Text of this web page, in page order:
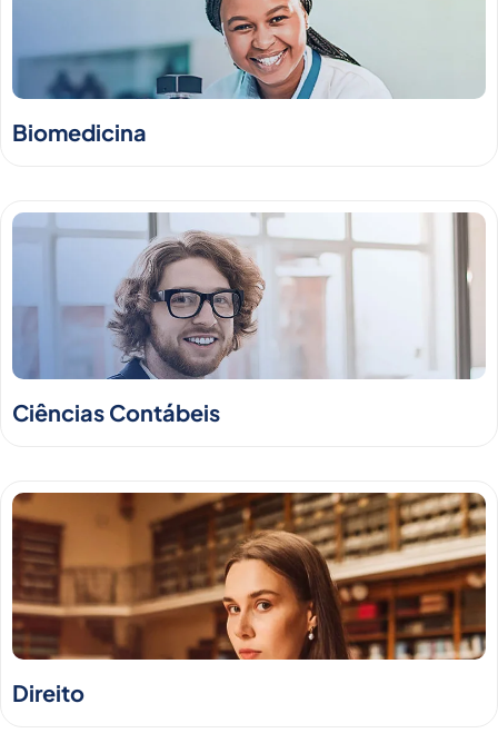
Biomedicina
Ciências Contábeis
Direito